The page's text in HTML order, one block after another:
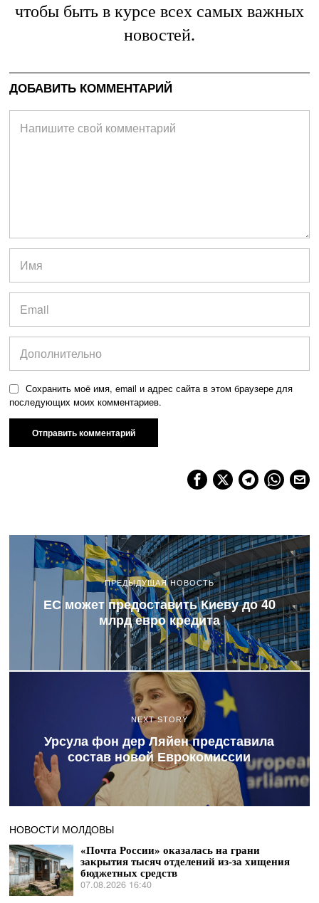
чтобы быть в курсе всех самых важных
новостей.
ДОБАВИТЬ КОММЕНТАРИЙ
Сохранить моё имя, email и адрес сайта в этом браузере для
последующих моих комментариев.
ПРЕДЫДУЩАЯ НОВОСТЬ
ЕС может предоставить Киеву до 40
млрд евро кредита
NEXT STORY
Урсула фон дер Ляйен представила
состав новой Еврокомиссии
НОВОСТИ МОЛДОВЫ
«Почта России» оказалась на грани
закрытия тысяч отделений из-за хищения
бюджетных средств
07.08.2026 16:40